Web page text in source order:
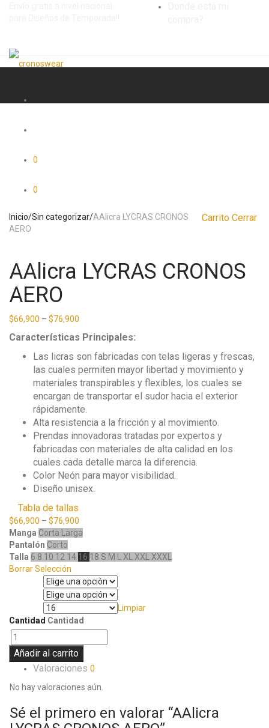
0
0
Inicio/Sin categorizar/AAlicra LYCRAS CRONOS
AERO
AAlicra LYCRAS CRONOS
AERO
$66,900 – $76,900
Características Principales:
Las licras son fabricadas con telas ligeras y frescas,
las cuales permiten mayor libertad y movimiento y
materiales transpirables y flexibles, los cuales se
encargan de transportar el sudor hacia el exterior
rápidamente.
Alta resistencia a la fricción y al movimiento.
Prendas innovadoras tratadas por expertos y
fabricadas con materiales de alta calidad en los
cuales cada detalle marca la diferencia.
Color Neón para mayor visibilidad.
Diseño unisex.
Tabla de tallas
$66,900 – $76,900
Manga Corta Larga
Pantalón Corto
Talla 6 8 10 12 14 16 18 S M L XL XXL XXXL
Borrar Selección
Limpiar
Cantidad Cantidad
Añadir al carrito
Valoraciones 0
No hay valoraciones aún.
Sé el primero en valorar “AAlicra
Carrito Cerrar